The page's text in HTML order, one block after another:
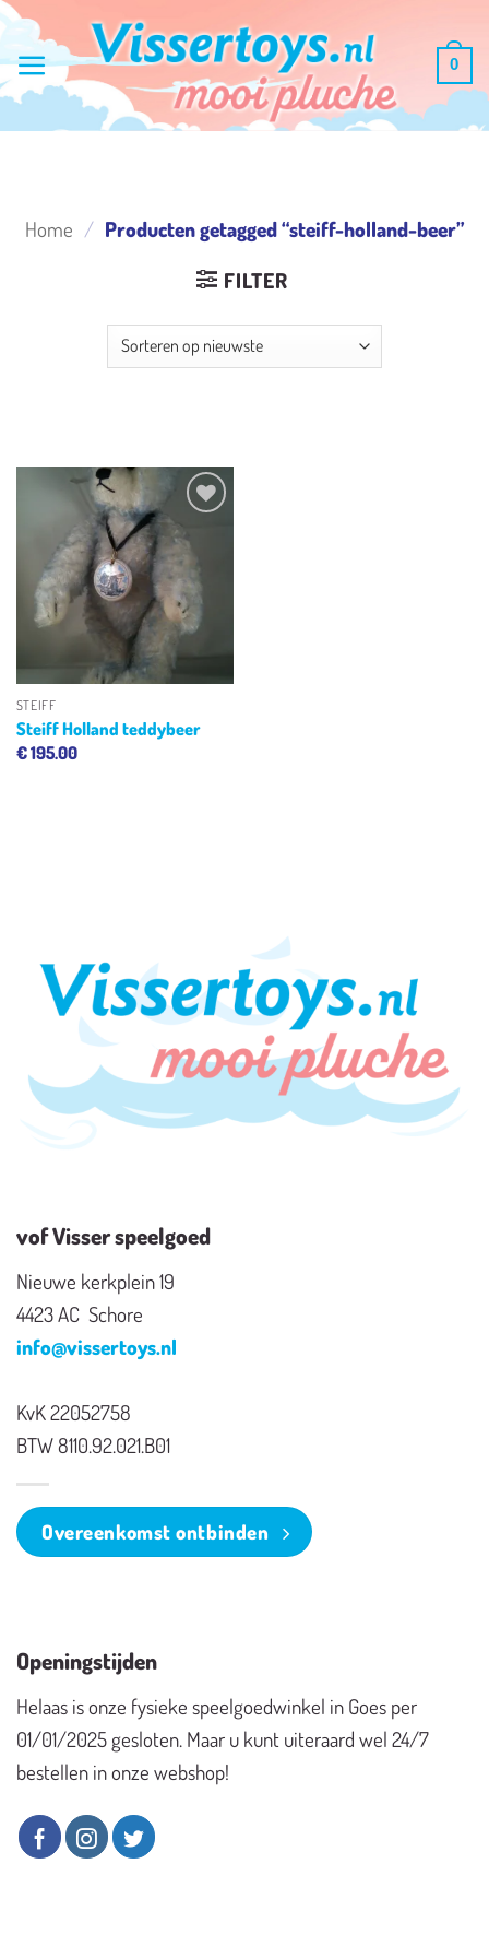
Ga
inhoud
0
Home / Producten getagged “steiff-holland-beer”
FILTER
Toevoegen
aan
verlanglijst
STEIFF
Steiff Holland teddybeer
€195.00
vof Visser speelgoed
Nieuwe kerkplein 19
4423 AC Schore
info@vissertoys.nl
KvK 22052758
BTW 8110.92.021.B01
Overeenkomst ontbinden
Openingstijden
Helaas is onze fysieke speelgoedwinkel in Goes per
01/01/2025 gesloten. Maar u kunt uiteraard wel 24/7
bestellen in onze webshop!